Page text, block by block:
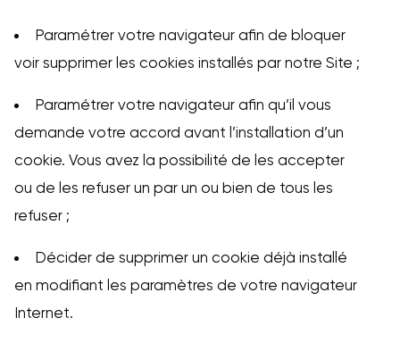
Paramétrer votre navigateur afin de bloquer
voir supprimer les cookies installés par notre Site ;
Paramétrer votre navigateur afin qu’il vous
demande votre accord avant l’installation d’un
cookie. Vous avez la possibilité de les accepter
ou de les refuser un par un ou bien de tous les
refuser ;
Décider de supprimer un cookie déjà installé
en modifiant les paramètres de votre navigateur
Internet.